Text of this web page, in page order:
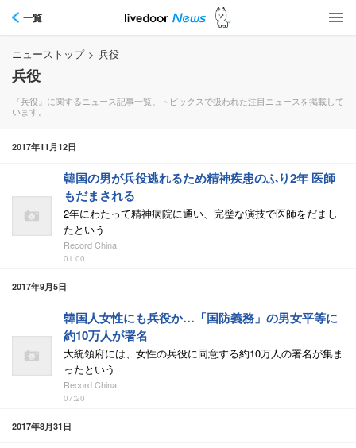
一覧
ニューストップ > 兵役
兵役
『兵役』に関するニュース記事一覧。トピックスで扱われた注目ニュースを掲載して
います。
2017年11月12日
韓国の男が兵役逃れるため精神疾患のふり2年 医師
もだまされる
2年にわたって精神病院に通い、完璧な演技で医師をだまし
たという
Record China
01:00
2017年9月5日
韓国人女性にも兵役か…「国防義務」の男女平等に
約10万人が署名
大統領府には、女性の兵役に同意する約10万人の署名が集ま
ったという
Record China
07:20
2017年8月31日